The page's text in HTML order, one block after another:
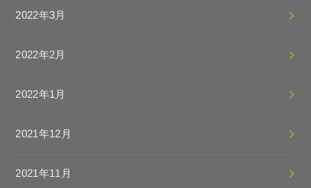
2022年3月
2022年2月
2022年1月
2021年12月
2021年11月